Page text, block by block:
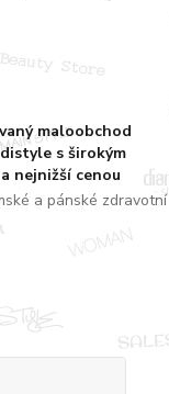
maloobchod
s širokým
nejnižší cenou
a pánské zdravotní